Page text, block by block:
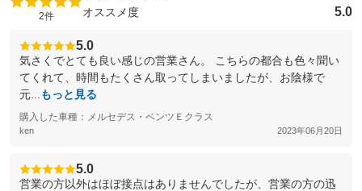
2件 オススメ度 5.0
5.0
気さくでとても良い感じの営業さん。 こちらの都合も色々聞い
てくれて、時間もたくさん取ってしまいましたが、お陰様で
元...
もっと見る
購入した車種：メルセデス・ベンツＥクラス
ken 2023年06月20日
5.0
営業の方以外はほぼ接点はありませんでしたが、営業の方の迅